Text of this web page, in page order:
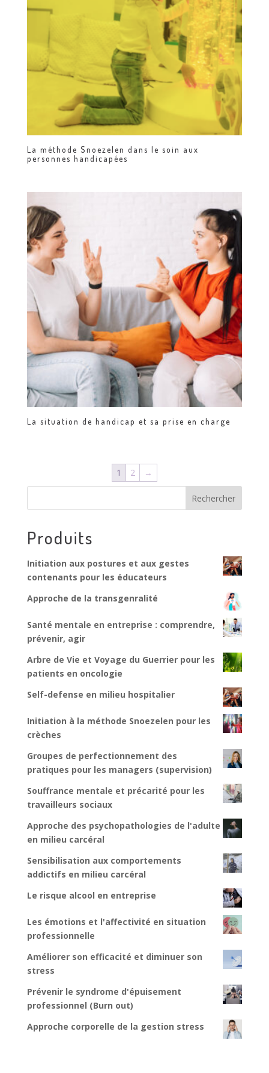
La méthode Snoezelen dans le soin aux
personnes handicapées
La situation de handicap et sa prise en charge
1 2 →
Rechercher
Produits
Initiation aux postures et aux gestes
contenants pour les éducateurs
Approche de la transgenralité
Santé mentale en entreprise : comprendre,
prévenir, agir
Arbre de Vie et Voyage du Guerrier pour les
patients en oncologie
Self-defense en milieu hospitalier
Initiation à la méthode Snoezelen pour les
crèches
Groupes de perfectionnement des
pratiques pour les managers (supervision)
Souffrance mentale et précarité pour les
travailleurs sociaux
Approche des psychopathologies de l'adulte
en milieu carcéral
Sensibilisation aux comportements
addictifs en milieu carcéral
Le risque alcool en entreprise
Les émotions et l'affectivité en situation
professionnelle
Améliorer son efficacité et diminuer son
stress
Prévenir le syndrome d'épuisement
professionnel (Burn out)
Approche corporelle de la gestion stress